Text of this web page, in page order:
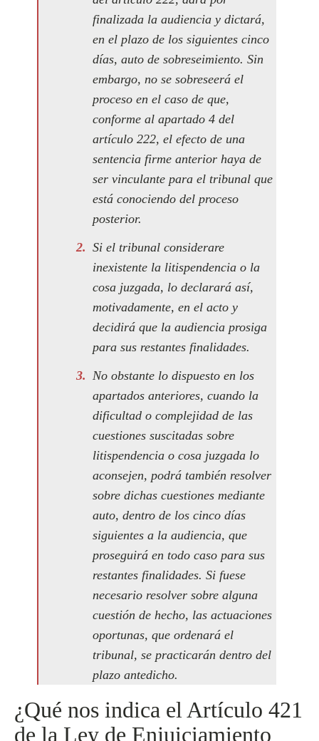
finalizada la audiencia y dictará,
en el plazo de los siguientes cinco
días, auto de sobreseimiento. Sin
embargo, no se sobreseerá el
proceso en el caso de que,
conforme al apartado 4 del
artículo 222, el efecto de una
sentencia firme anterior haya de
ser vinculante para el tribunal que
está conociendo del proceso
posterior.
Si el tribunal considerare
inexistente la litispendencia o la
cosa juzgada, lo declarará así,
motivadamente, en el acto y
decidirá que la audiencia prosiga
para sus restantes finalidades.
No obstante lo dispuesto en los
apartados anteriores, cuando la
dificultad o complejidad de las
cuestiones suscitadas sobre
litispendencia o cosa juzgada lo
aconsejen, podrá también resolver
sobre dichas cuestiones mediante
auto, dentro de los cinco días
siguientes a la audiencia, que
proseguirá en todo caso para sus
restantes finalidades. Si fuese
necesario resolver sobre alguna
cuestión de hecho, las actuaciones
oportunas, que ordenará el
tribunal, se practicarán dentro del
plazo antedicho.
¿Qué nos indica el Artículo 421
de la Ley de Enjuiciamiento